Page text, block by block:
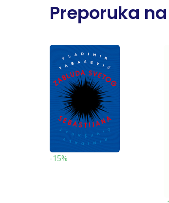
Preporuka
-15%